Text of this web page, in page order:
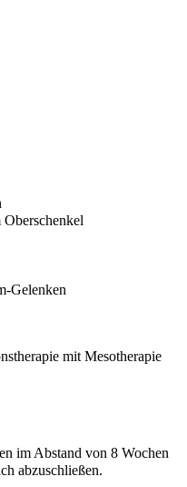
Oberschenkel
Gelenken
mit Mesotherapie
im Abstand von 8 Wochen
abzuschließen.